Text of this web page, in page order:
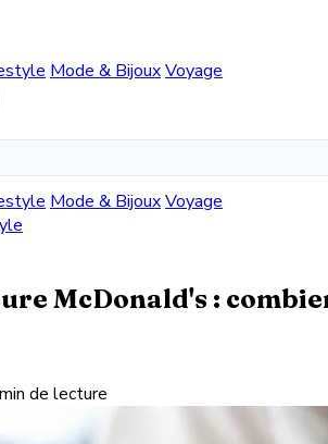
Mode & BijouxVoyage
Mode & BijouxVoyage
McDonald's :
de lecture